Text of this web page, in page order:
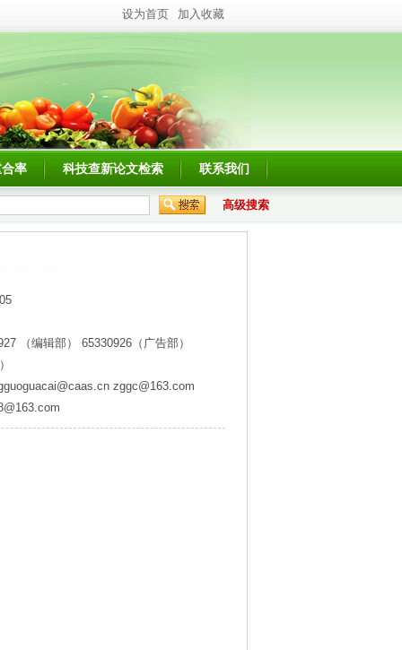
设为首页 加入收藏
率 科技查新论文检索 联系我们
高级搜索
（编辑部） 65330926（广告部）
zggc@163.com